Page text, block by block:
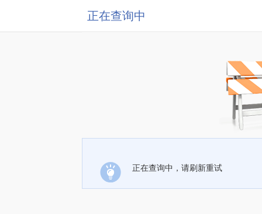
正在查询中
正在查询中，请刷新重试